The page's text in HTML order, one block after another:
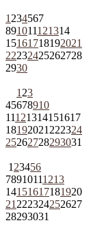
1 234567
891011121314
15161718192021
22232425262728
2930
1 23
45678910
11121314151617
18192021 222324
25262728293031
1 23456
78910111213
14151617181920
21 222324252627
28293031